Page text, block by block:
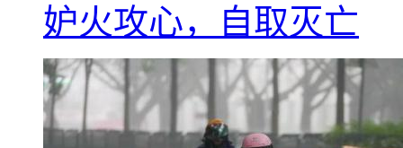
妒火攻心，自取灭亡